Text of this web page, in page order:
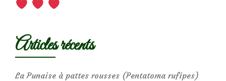
Articles récents
La Punaise à pattes rousses (Pentatoma rufipes)